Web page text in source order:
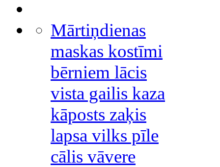
Mārtiņdienas
maskas kostīmi
bērniem lācis
vista gailis kaza
kāposts zaķis
lapsa vilks pīle
cālis vāvere